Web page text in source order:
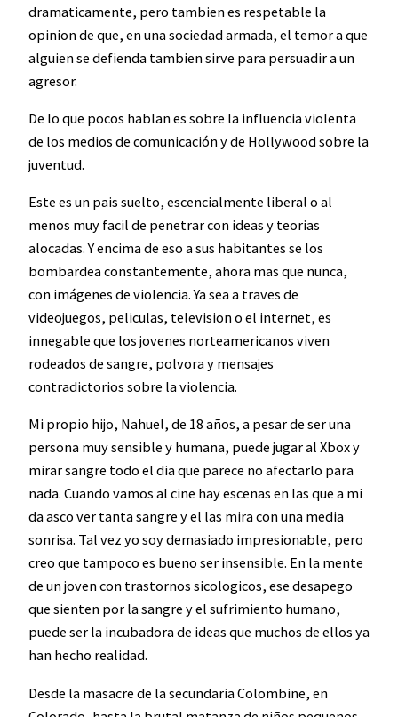
dramaticamente, pero tambien es respetable la
opinion de que, en una sociedad armada, el temor a que
alguien se defienda tambien sirve para persuadir a un
agresor.
De lo que pocos hablan es sobre la influencia violenta
de los medios de comunicación y de Hollywood sobre la
juventud.
Este es un pais suelto, escencialmente liberal o al
menos muy facil de penetrar con ideas y teorias
alocadas. Y encima de eso a sus habitantes se los
bombardea constantemente, ahora mas que nunca,
con imágenes de violencia. Ya sea a traves de
videojuegos, peliculas, television o el internet, es
innegable que los jovenes norteamericanos viven
rodeados de sangre, polvora y mensajes
contradictorios sobre la violencia.
Mi propio hijo, Nahuel, de 18 años, a pesar de ser una
persona muy sensible y humana, puede jugar al Xbox y
mirar sangre todo el dia que parece no afectarlo para
nada. Cuando vamos al cine hay escenas en las que a mi
da asco ver tanta sangre y el las mira con una media
sonrisa. Tal vez yo soy demasiado impresionable, pero
creo que tampoco es bueno ser insensible. En la mente
de un joven con trastornos sicologicos, ese desapego
que sienten por la sangre y el sufrimiento humano,
puede ser la incubadora de ideas que muchos de ellos ya
han hecho realidad.
Desde la masacre de la secundaria Colombine, en